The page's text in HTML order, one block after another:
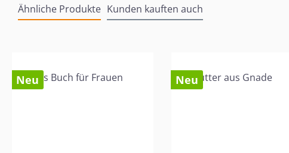
Ähnliche Produkte Kunden kauften auch
Neu Neu